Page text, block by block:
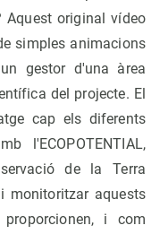
Aquest original vídeo
simples animacions
gestor d'una àrea
del projecte. El
cap els diferents
l'ECOPOTENTIAL,
de la Terra
monitoritzar aquests
i com